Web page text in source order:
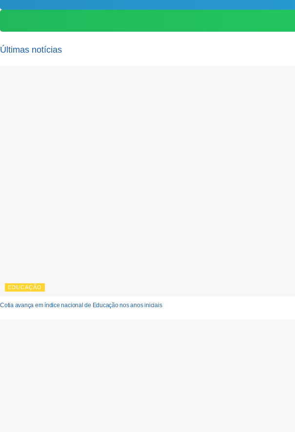
Últimas notícias
EDUCAÇÃO
Cotia avança em índice nacional de Educação nos anos iniciais